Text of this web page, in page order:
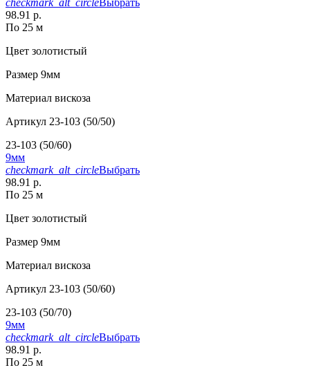
checkmark_alt_circleВыбрать
98.91 р.
По 25 м
Цвет золотистый
Размер 9мм
Материал вискоза
Артикул 23-103 (50/50)
23-103 (50/60)
9мм
checkmark_alt_circleВыбрать
98.91 р.
По 25 м
Цвет золотистый
Размер 9мм
Материал вискоза
Артикул 23-103 (50/60)
23-103 (50/70)
9мм
checkmark_alt_circleВыбрать
98.91 р.
По 25 м